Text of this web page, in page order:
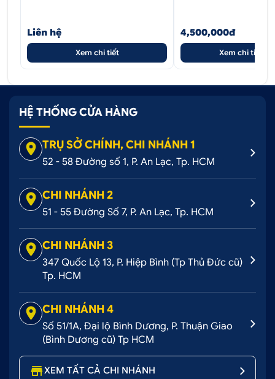
Liên hệ
Xem chi tiết
4,500,000đ
Xem chi tiết
HỆ THỐNG CỬA HÀNG
TRỤ SỞ CHÍNH, CHI NHÁNH 1
52 - 58 Đường số 1, P. An Lạc, Tp. HCM
CHI NHÁNH 2
51 - 55 Đường Số 7, P. An Lạc, Tp. HCM
CHI NHÁNH 3
347 Quốc Lộ 13, P. Hiệp Bình (Tp Thủ Đức cũ)
Tp. HCM
CHI NHÁNH 4
Số 51/1A, Đại lộ Bình Dương, P. Thuận Giao
(Bình Dương cũ) Tp HCM
XEM TẤT CẢ CHI NHÁNH